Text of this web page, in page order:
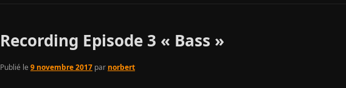
Recording Episode 3 « Bass »
Publié le 9 novembre 2017 par norbert